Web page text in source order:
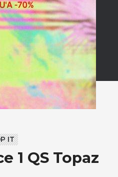
IT
1 QS Topaz